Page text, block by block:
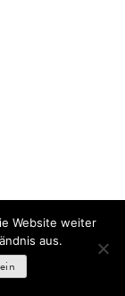
Website weiter
aus.